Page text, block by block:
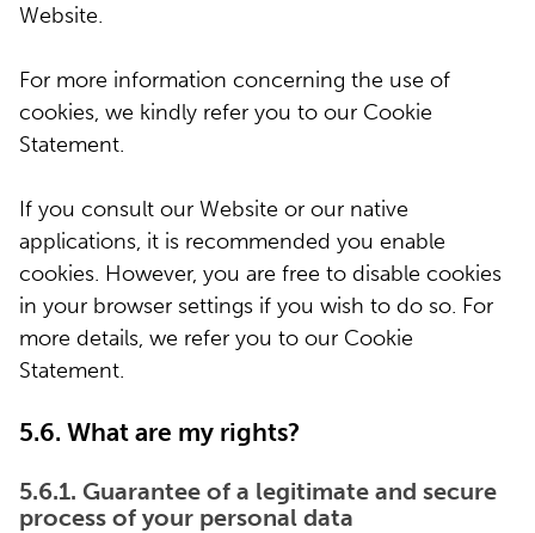
Website.
For more information concerning the use of
cookies, we kindly refer you to our Cookie
Statement.
If you consult our Website or our native
applications, it is recommended you enable
cookies. However, you are free to disable cookies
in your browser settings if you wish to do so. For
more details, we refer you to our Cookie
Statement.
5.6. What are my rights?
5.6.1. Guarantee of a legitimate and secure
process of your personal data